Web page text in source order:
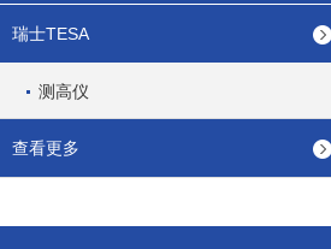
瑞士TESA
测高仪
查看更多